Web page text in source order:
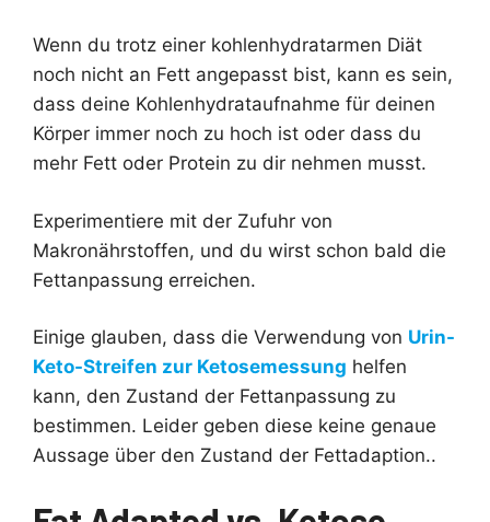
Wenn du trotz einer kohlenhydratarmen Diät
noch nicht an Fett angepasst bist, kann es sein,
dass deine Kohlenhydrataufnahme für deinen
Körper immer noch zu hoch ist oder dass du
mehr Fett oder Protein zu dir nehmen musst.
Experimentiere mit der Zufuhr von
Makronährstoffen, und du wirst schon bald die
Fettanpassung erreichen.
Einige glauben, dass die Verwendung von Urin-
Keto-Streifen zur Ketosemessung helfen
kann, den Zustand der Fettanpassung zu
bestimmen. Leider geben diese keine genaue
Aussage über den Zustand der Fettadaption..